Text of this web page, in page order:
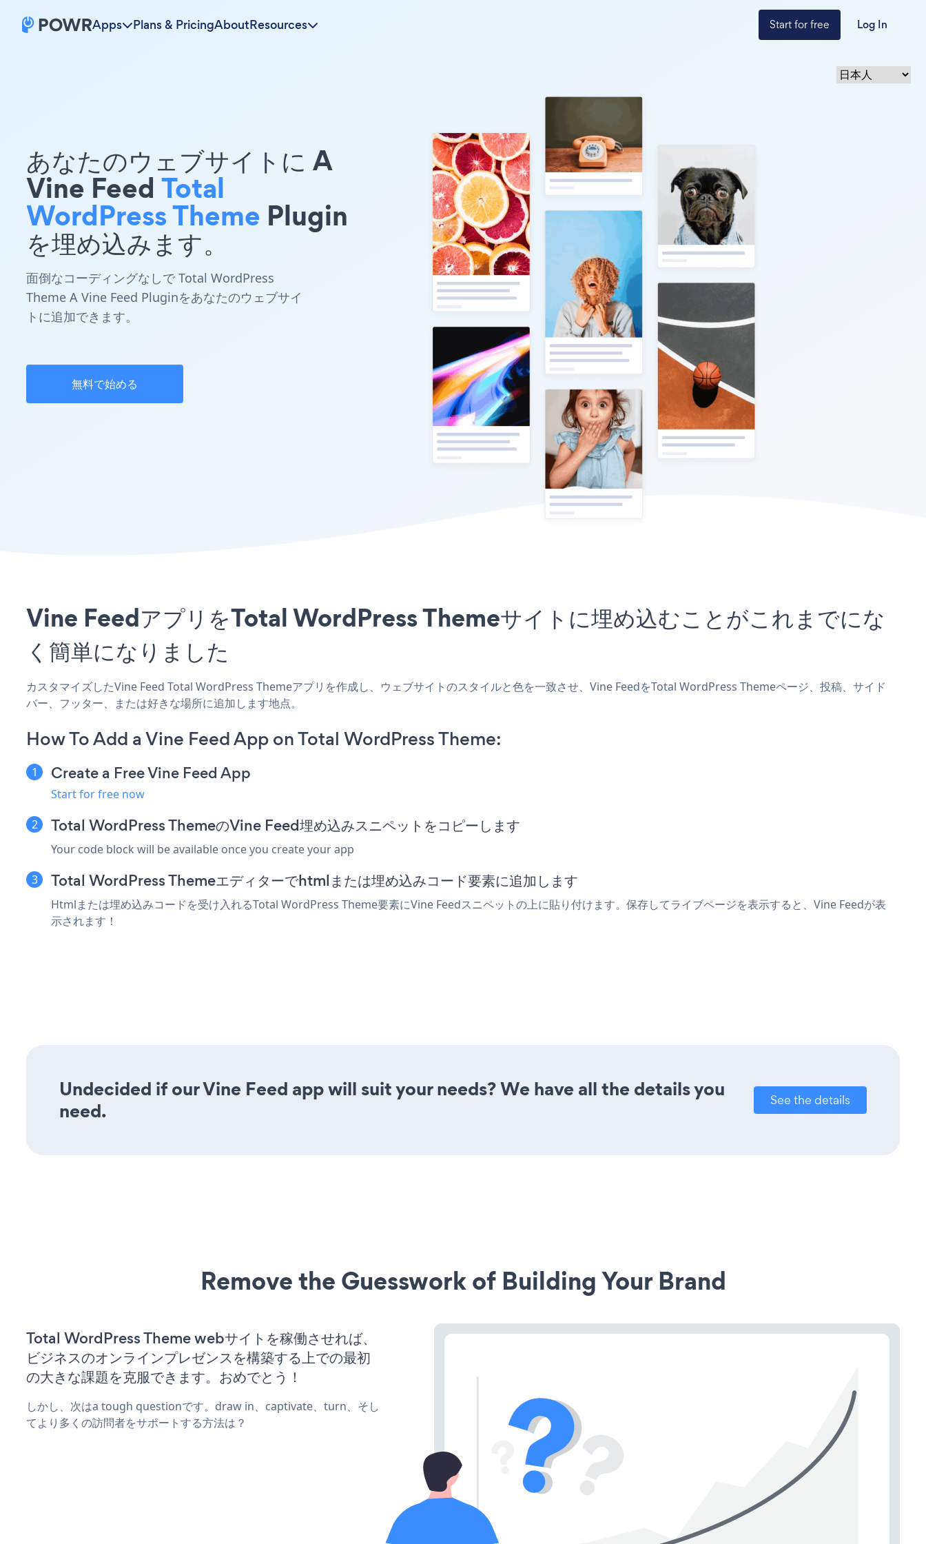
Apps Plans & PricingAboutResources Start for free Log In
あなたのウェブサイトに A
Vine Feed Total
WordPress Theme Plugin
を埋め込みます。
面倒なコーディングなしで Total WordPress
Theme A Vine Feed Pluginをあなたのウェブサイ
トに追加できます。
無料で始める
Vine FeedアプリをTotal WordPress Themeサイトに埋め込むことがこれまでにな
く簡単になりました
カスタマイズしたVine Feed Total WordPress Themeアプリを作成し、ウェブサイトのスタイルと色を一致させ、Vine FeedをTotal WordPress Themeページ、投稿、サイド
バー、フッター、または好きな場所に追加します地点。
How To Add a Vine Feed App on Total WordPress Theme:
Create a Free Vine Feed App
Start for free now
Total WordPress ThemeのVine Feed埋め込みスニペットをコピーします
Your code block will be available once you create your app
Total WordPress Themeエディターでhtmlまたは埋め込みコード要素に追加します
Htmlまたは埋め込みコードを受け入れるTotal WordPress Theme要素にVine Feedスニペットの上に貼り付けます。保存してライブページを表示すると、Vine Feedが表
示されます！
Undecided if our Vine Feed app will suit your needs? We have all the details you
need.
See the details
Remove the Guesswork of Building Your Brand
Total WordPress Theme webサイトを稼働させれば、
ビジネスのオンラインプレゼンスを構築する上での最初
の大きな課題を克服できます。おめでとう！
しかし、次はa tough questionです。draw in、captivate、turn、そし
てより多くの訪問者をサポートする方法は？